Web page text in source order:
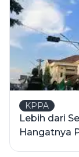
KPPA
Lebih dari
Hangatnya